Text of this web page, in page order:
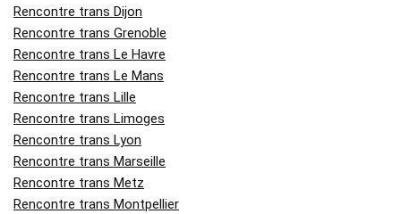
Rencontre trans Dijon
Rencontre trans Grenoble
Rencontre trans Le Havre
Rencontre trans Le Mans
Rencontre trans Lille
Rencontre trans Limoges
Rencontre trans Lyon
Rencontre trans Marseille
Rencontre trans Metz
Rencontre trans Montpellier